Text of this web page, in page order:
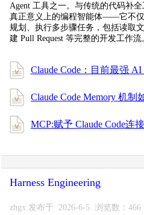
Agent 工具之一。与传统的代码补全
真正意义上的编程智能体——它不
规划、执行多步骤任务，包括读取
建 Pull Request 等完整的开发工作流
Claude Code：目前最强
Harness Engineering
zhgx 发布于 2026-6-5 浏览数：